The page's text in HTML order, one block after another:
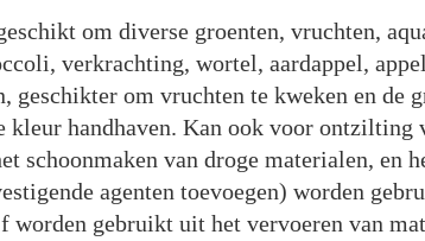
om diverse groenten, vruchten,
verkrachting, wortel, aardappel,
geschikter om vruchten te kweken en de
kleur handhaven. Kan ook voor ontzilting
schoonmaken van droge materialen, en
agenten toevoegen) worden
gebruikt uit het vervoeren van